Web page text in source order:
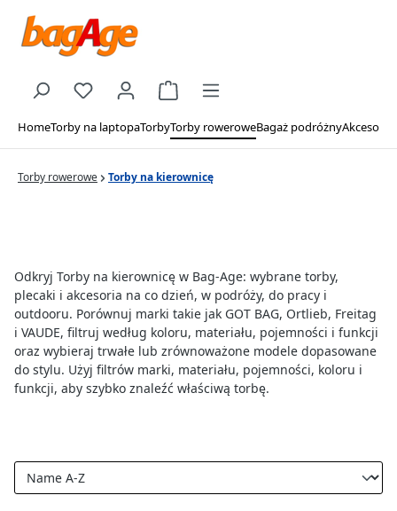
Skip to main content
You have 0 wishlist itemsShopping cart contains 0 items.
HomeTorby na laptopaTorbyTorby roweroweBagaż podróżnyAkcesoria
Torby rowerowe Torby na kierownicę
Odkryj Torby na kierownicę w Bag-Age: wybrane torby,
plecaki i akcesoria na co dzień, w podróży, do pracy i
outdooru. Porównuj marki takie jak GOT BAG, Ortlieb, Freitag
i VAUDE, filtruj według koloru, materiału, pojemności i funkcji
oraz wybieraj trwałe lub zrównoważone modele dopasowane
do stylu. Użyj filtrów marki, materiału, pojemności, koloru i
funkcji, aby szybko znaleźć właściwą torbę.
Add to shopping cart Add